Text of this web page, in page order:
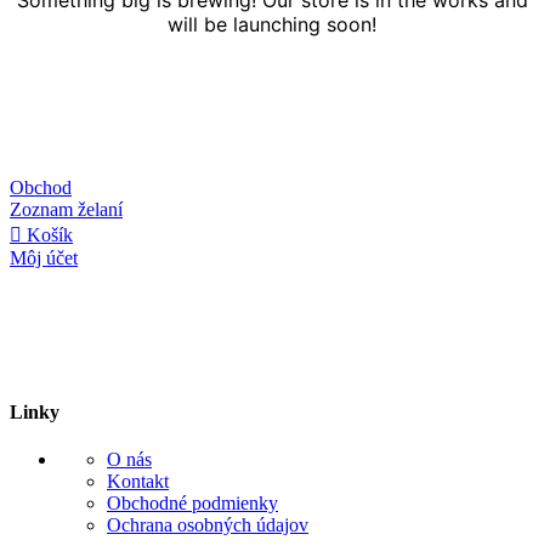
will be launching soon!
Obchod
Zoznam želaní
Košík
Môj účet
Linky
O nás
Kontakt
Obchodné podmienky
Ochrana osobných údajov